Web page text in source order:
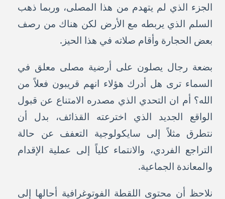
الجزء الذي لم يتهدم من هذا المصلى، وربما ذهب
السلم الذي يربطه مع الأرض لكن هناك من رصف
بعض الحجارة وأقام صلاته في هذا الحيز.
بضعة رجال يصلون على أرضية مصلى معلق في
السماء ترى هل أدرك هؤلاء انهم قريبون فعلاً من
الله؟ أم ان التحدي الذي مصدره الامتناع عن قبول
الواقع الجديد الذي اخترعته القذائف، بدل أن
نتطرق مثلاً إلى سايكولوجية التعفف عن حالة
التراجع الفردي، والانتماء كلياً إلى عملية الإقدام
والمعاندة الجماعية.
نلاحظ أن محتوى اللقطة الفوتوغرافية أحالها إلى